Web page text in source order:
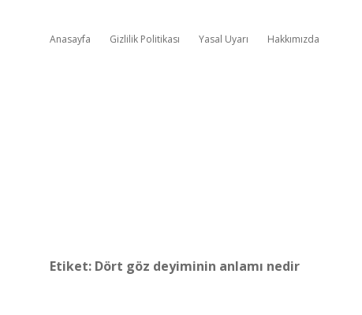
Anasayfa Gizlilik Politikası Yasal Uyarı Hakkımızda
Etiket: Dört göz deyiminin anlamı nedir